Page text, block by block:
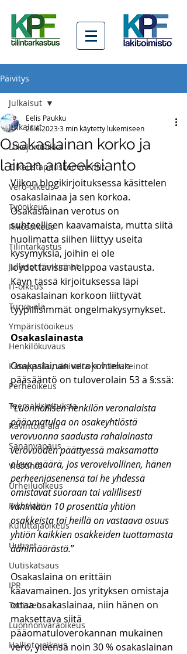
Päivitys
Julkaisut
Liikejuridiikka
Oikeustapauskommentit
Vero-oikeus
Työoikeus
Rikosoikeus
Tilintarkastus
Julkiset hankinnat
IT-oikeus
Turva-ala
Ympäristöoikeus
Henkilökuvaus
Kamppailu, väkivalta ja voimakeinot
Perheoikeus
Teemakirjoituksia
Ravintola-ala
Sananvapaus
Viestintä
Urheiluoikeus
Rikoslaki
Kuluttajaoikeus
Uutiset
Uutiskatsaus
IPR
Todistelu
Luonnonvaraoikeus
Hallinto-oikeus
Julkaisut
Osakaslainan korko ja
lainan anteeksianto
Eelis Paukku
26.6.20233 min käytetty lukemiseen
Viikon blogikirjoituksessa käsittelen
osakaslainaa ja sen korkoa.
Osakaslainan verotus on
suhteellisen kaavamaista, mutta siitä
huolimatta siihen liittyy useita
kysymyksiä, joihin ei ole
löydettävissä helppoa vastausta.
Käyn tässä kirjoituksessa läpi
osakaslainan korkoon liittyvät
tyypillisimmät ongelmakysymykset.
Osakaslainasta
Osakaslainan verokohtelun
pääsääntö on tuloverolain 53 a §:ssä:
”Luonnollisen henkilön veronalaista
pääomatuloa on osakeyhtiöstä
verovuonna saadusta rahalainasta
verovuoden päättyessä maksamatta
oleva määrä, jos verovelvollinen, hänen
perheenjäsenensä tai he yhdessä
omistavat suoraan tai välillisesti
vähintään 10 prosenttia yhtiön
osakkeista tai heillä on vastaava osuus
yhtiön kaikkien osakkeiden tuottamasta
äänimäärästä.”
Osakaslaina on erittäin
kaavamainen. Jos yrityksen omistaja
ottaa osakaslainaa, niin hänen on
maksettava siitä
pääomatuloverokannan mukainen
vero, yleensä noin 30 % osakaslainan